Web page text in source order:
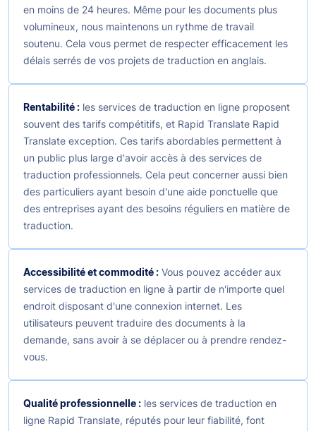
en moins de 24 heures. Même pour les documents plus
volumineux, nous maintenons un rythme de travail
soutenu. Cela vous permet de respecter efficacement les
délais serrés de vos projets de traduction en anglais.
Rentabilité : les services de traduction en ligne proposent
souvent des tarifs compétitifs, et Rapid Translate Rapid
Translate exception. Ces tarifs abordables permettent à
un public plus large d'avoir accès à des services de
traduction professionnels. Cela peut concerner aussi bien
des particuliers ayant besoin d'une aide ponctuelle que
des entreprises ayant des besoins réguliers en matière de
traduction.
Accessibilité et commodité : Vous pouvez accéder aux
services de traduction en ligne à partir de n'importe quel
endroit disposant d'une connexion internet. Les
utilisateurs peuvent traduire des documents à la
demande, sans avoir à se déplacer ou à prendre rendez-
vous.
Qualité professionnelle : les services de traduction en
ligne Rapid Translate, réputés pour leur fiabilité, font